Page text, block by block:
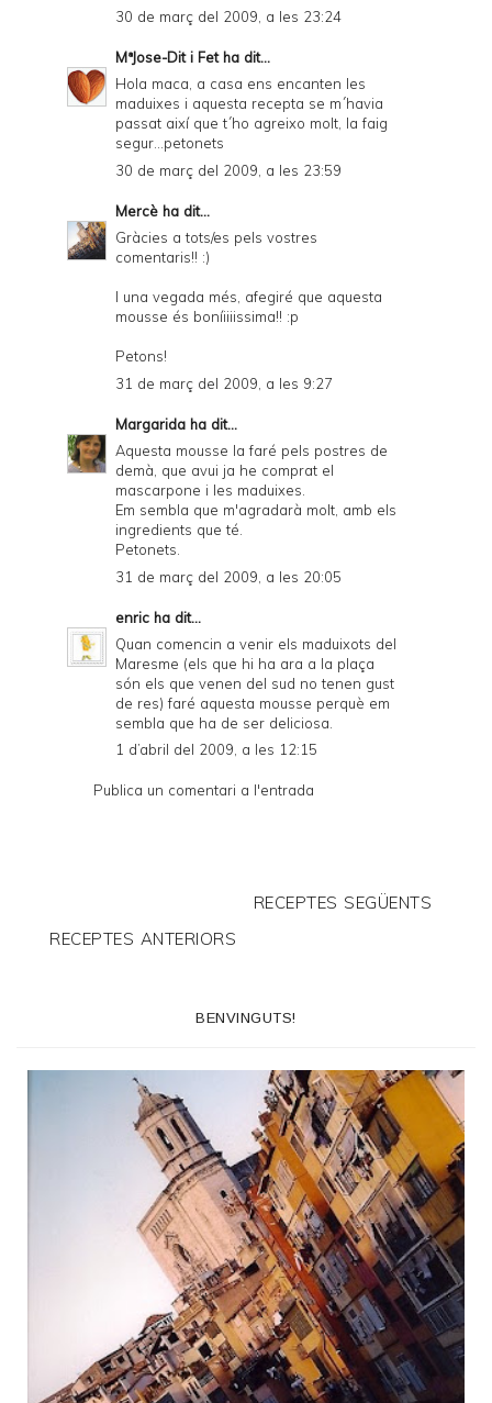
30 de març del 2009, a les 23:24
MªJose-Dit i Fetha dit...
Hola maca, a casa ens encanten les
maduixes i aquesta recepta se m´havia
passat així que t´ho agreixo molt, la faig
segur...petonets
30 de març del 2009, a les 23:59
Mercè ha dit...
Gràcies a tots/es pels vostres
comentaris!! :)
I una vegada més, afegiré que aquesta
mousse és boníiiiissima!! :p
Petons!
31 de març del 2009, a les 9:27
Margarida ha dit...
Aquesta mousse la faré pels postres de
demà, que avui ja he comprat el
mascarpone i les maduixes.
Em sembla que m'agradarà molt, amb els
ingredients que té.
Petonets.
31 de març del 2009, a les 20:05
enric ha dit...
Quan comencin a venir els maduixots del
Maresme (els que hi ha ara a la plaça
són els que venen del sud no tenen gust
de res) faré aquesta mousse perquè em
sembla que ha de ser deliciosa.
1 d’abril del 2009, a les 12:15
Publica un comentari a l'entrada
RECEPTES SEGÜENTS
RECEPTES ANTERIORS
BENVINGUTS!